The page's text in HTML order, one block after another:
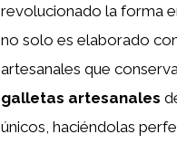
revolucionado la forma
no solo es elaborado
artesanales que
galletas artesanales
únicos, haciéndolas